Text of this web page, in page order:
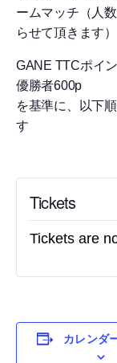
ームマッチ（人
らせて頂きます）
GANE TTCポイ
優勝者600p
を基準に、以下
す
Tickets
Tickets are
カレンダ